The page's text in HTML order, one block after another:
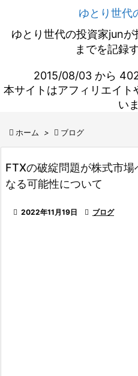
ゆとり世代
ゆとり世代の投資家junが
までを記録
2015/08/03 から
本サイトはアフィリエイト
い
 ホーム >  ブログ
FTXの破綻問題が株式市
なる可能性について
 2022年11月19日  ブログ